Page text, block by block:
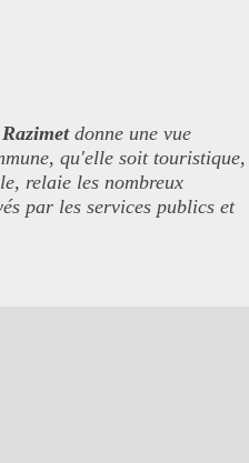
Razimetdonne une vue
qu'elle soit touristique,
relaie les nombreux
par les services publics et